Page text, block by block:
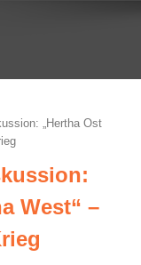
„Hertha Ost
West“ –